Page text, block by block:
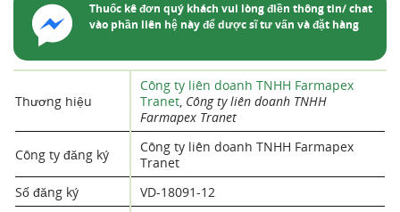
Thuốc kê đơn quý khách vui lòng điền thông tin/ chat
vào phần liên hệ này để dược sĩ tư vấn và đặt hàng
Thương hiệu
Công ty liên doanh TNHH Farmapex
Tranet, Công ty liên doanh TNHH
Farmapex Tranet
Công ty đăng ký
Công ty liên doanh TNHH Farmapex
Tranet
Số đăng ký
VD-18091-12